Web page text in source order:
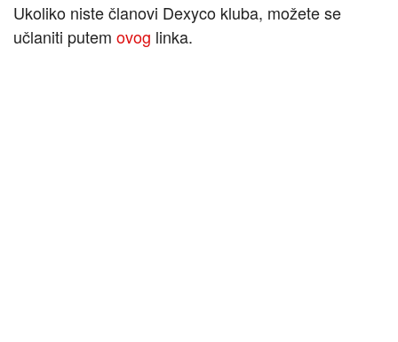
Ukoliko niste članovi Dexyco kluba, možete se
učlaniti putem ovog linka.